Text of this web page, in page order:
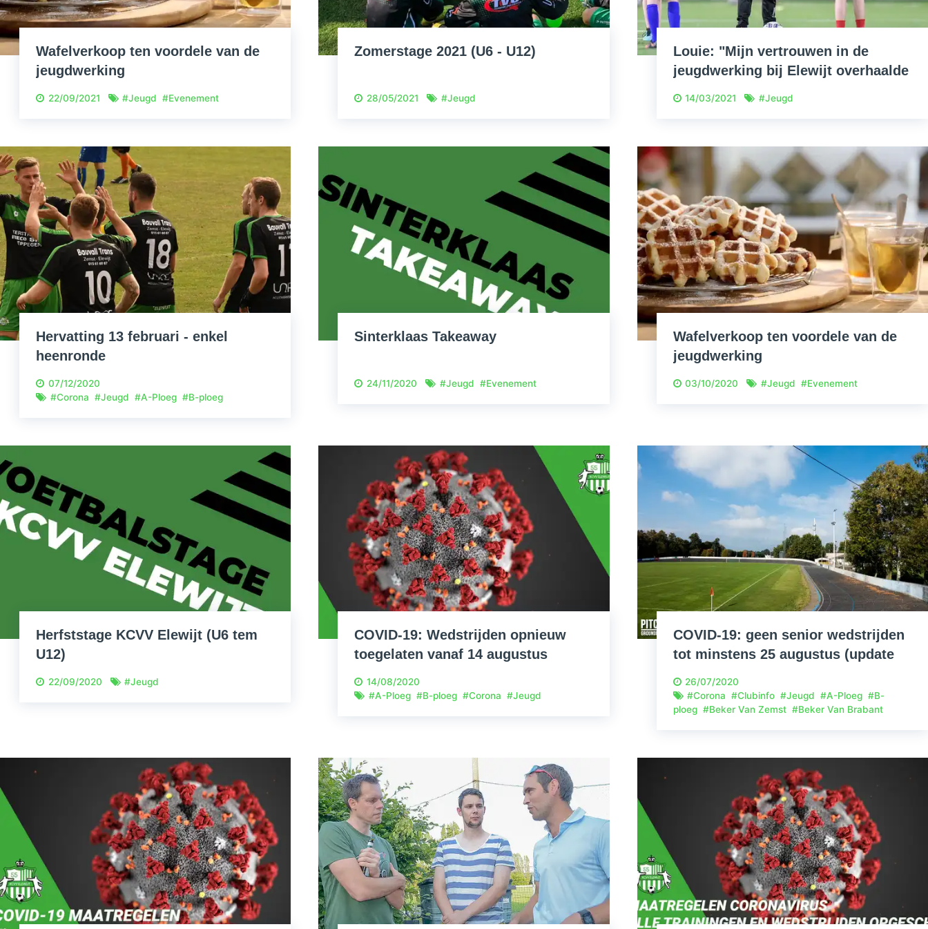
Wafelverkoop ten voordele van de
jeugdwerking
22/09/2021 #Jeugd #Evenement
Zomerstage 2021 (U6 - U12)
28/05/2021 #Jeugd
Louie: "Mijn vertrouwen in de
jeugdwerking bij Elewijt overhaalde
14/03/2021 #Jeugd
Hervatting 13 februari - enkel
heenronde
07/12/2020
#Corona #Jeugd #A-Ploeg #B-ploeg
Sinterklaas Takeaway
24/11/2020 #Jeugd #Evenement
Wafelverkoop ten voordele van de
jeugdwerking
03/10/2020 #Jeugd #Evenement
Herfststage KCVV Elewijt (U6 tem
U12)
22/09/2020 #Jeugd
COVID-19: Wedstrijden opnieuw
toegelaten vanaf 14 augustus
14/08/2020
#A-Ploeg #B-ploeg #Corona #Jeugd
COVID-19: geen senior wedstrijden
tot minstens 25 augustus (update
26/07/2020
#Corona #Clubinfo #Jeugd #A-Ploeg #B-
ploeg #Beker Van Zemst #Beker Van Brabant